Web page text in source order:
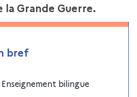
la Grande Guerre.
bref
Enseignement bilingue